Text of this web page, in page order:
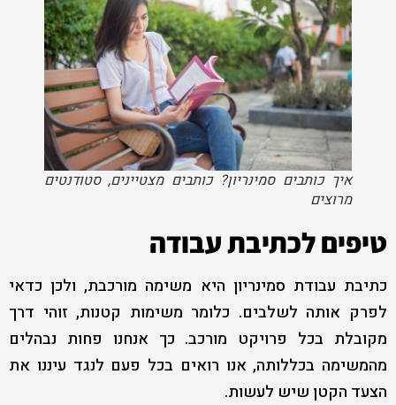
איך כותבים סמינריון? כותבים מצטיינים, סטודנטים
מרוצים
טיפים לכתיבת עבודה
כתיבת עבודת סמינריון היא משימה מורכבת, ולכן כדאי
לפרק אותה לשלבים. כלומר משימות קטנות, זוהי דרך
מקובלת בכל פרויקט מורכב. כך אנחנו פחות נבהלים
מהמשימה בכללותה, אנו רואים בכל פעם לנגד עיננו את
הצעד הקטן שיש לעשות.